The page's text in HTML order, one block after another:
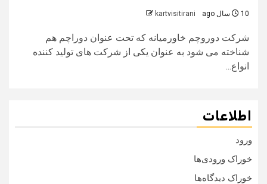
10 سال ago kartvisitirani
شرکت دوروچم خاورمیانه که تحت عنوان دوراچم هم
شناخته می شود به عنوان یکی از شرکت های تولید کننده
انواع...
اطلاعات
ورود
خوراک ورودی‌ها
خوراک دیدگاه‌ها